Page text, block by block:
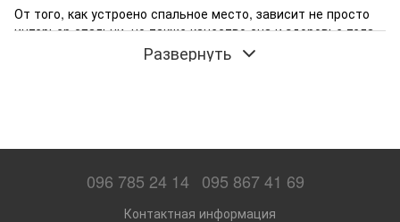
От того, как устроено спальное место, зависит не просто
интерьер спальни, но также качество сна и здоровье тела.
Самым достойным аксессуарам для любой кровати станет
беспружинный матрас Матролюкс. В Украине
Почему стоит купить беспружинные матрасы
Сегодня производитсяогромное количество разных видов
. Но их беспружинные аналоги отличаются
Развернуть
096 785 24 14 095 867 41 69
Контактная информация